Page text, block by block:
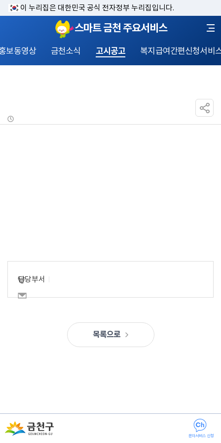
이 누리집은 대한민국 공식 전자정부 누리집입니다.
스마트 금천 주요서비스
보동영상 금천소식 고시공고 복지급여간편신청서비
문자서비스 신청
담당부서
목록으로